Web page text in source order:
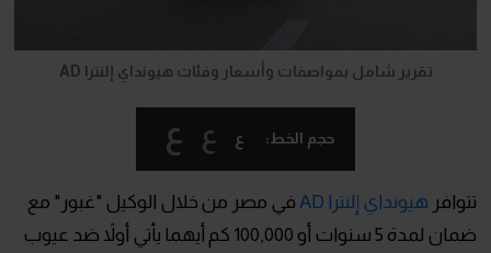
تقرير شامل بمواصفات وأسعار وفئات هيونداي إلنترا AD
حجم الخط: ع ع ع
تتوافر هيونداي إلنترا AD
في مصر من خلال الوكيل "غبور" مع
ضمان لمدة 5 سنوات أو 100,000 كم أيهما يأتي أولاً ضد عيوب